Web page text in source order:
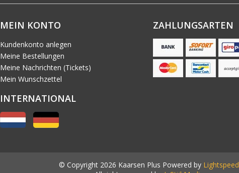
MEIN KONTO
Kundenkonto anlegen
Meine Bestellungen
Meine Nachrichten (Tickets)
Mein Wunschzettel
INTERNATIONAL
ZAHLUNGSARTEN
© Copyright 2026 Kaarsen Plus Powered by Lightspeed